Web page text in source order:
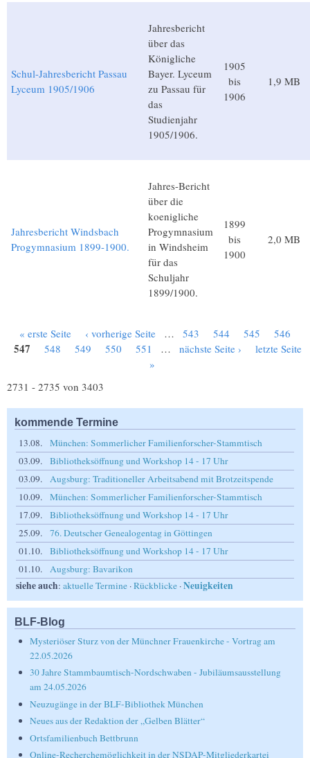
Schul-Jahresbericht Passau
Lyceum 1905/1906
Jahresbericht
über das
Königliche
Bayer. Lyceum
zu Passau für
das
Studienjahr
1905/1906.
1905
bis
1906
1,9 MB
Jahresbericht Windsbach
Progymnasium 1899-1900.
Jahres-Bericht
über die
koenigliche
Progymnasium
in Windsheim
für das
Schuljahr
1899/1900.
1899
bis
1900
2,0 MB
Seiten
« erste Seite ‹ vorherige Seite … 543 544 545 546
547 548 549 550 551 … nächste Seite ›
letzte Seite
»
2731 - 2735 von 3403
kommende Termine
13.08.
München: Sommerlicher Familienforscher-Stammtisch
03.09.
Bibliotheksöffnung und Workshop 14 - 17 Uhr
03.09.
Augsburg: Traditioneller Arbeitsabend mit Brotzeitspende
10.09.
München: Sommerlicher Familienforscher-Stammtisch
17.09.
Bibliotheksöffnung und Workshop 14 - 17 Uhr
25.09.
76. Deutscher Genealogentag in Göttingen
01.10.
Bibliotheksöffnung und Workshop 14 - 17 Uhr
01.10.
Augsburg: Bavarikon
siehe auch: aktuelle Termine ·Rückblicke ·Neuigkeiten
BLF-Blog
Mysteriöser Sturz von der Münchner Frauenkirche - Vortrag am
22.05.2026
30 Jahre Stammbaumtisch-Nordschwaben - Jubiläumsausstellung
am 24.05.2026
Neuzugänge in der BLF-Bibliothek München
Neues aus der Redaktion der „Gelben Blätter“
Ortsfamilienbuch Bettbrunn
Online-Recherchemöglichkeit in der NSDAP-Mitgliederkartei